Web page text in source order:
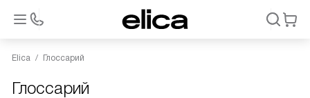
Elica Глоссарий
Глоссарий